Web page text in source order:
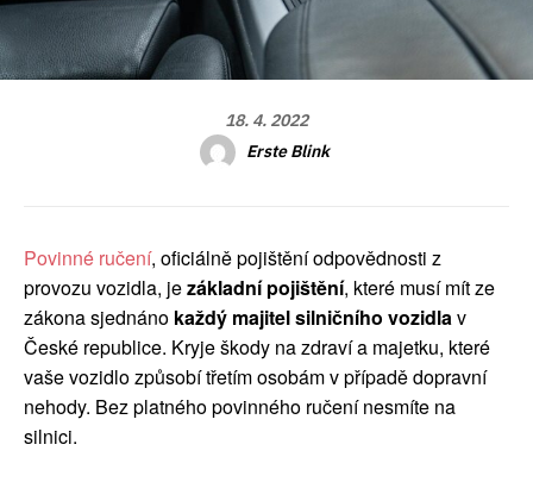
18. 4. 2022
Erste Blink
Povinné ručení, oficiálně pojištění odpovědnosti z
provozu vozidla, jezákladní pojištění, které musí mít ze
zákona sjednáno každý majitel silničního vozidlav
České republice. Kryje škody na zdraví a majetku, které
vaše vozidlo způsobí třetím osobám v případě dopravní
nehody. Bez platného povinného ručení nesmíte na
silnici.